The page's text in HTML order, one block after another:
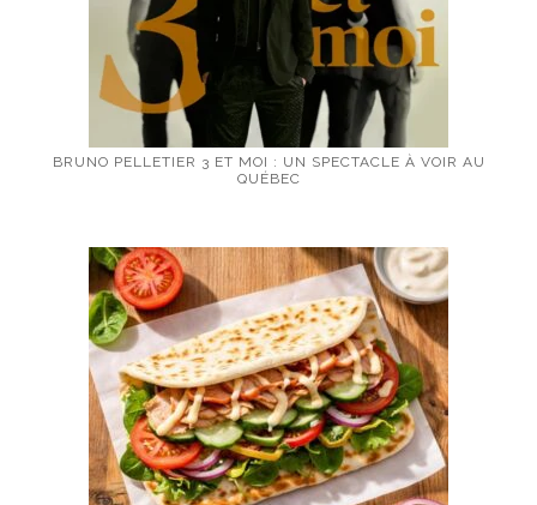
BRUNO PELLETIER 3 ET MOI : UN SPECTACLE À VOIR AU
QUÉBEC